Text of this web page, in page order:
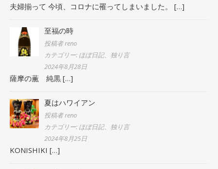
夫婦揃って 今頃、コロナに罹ってしまいました。 […]
至福の時
投稿者 reno
カテゴリー: ほぼ日記、独り言
2024年8月28日
薩摩の薫 純黒 […]
夏はハワイアン
投稿者 reno
カテゴリー: ほぼ日記、独り言
2024年8月25日
KONISHIKI […]